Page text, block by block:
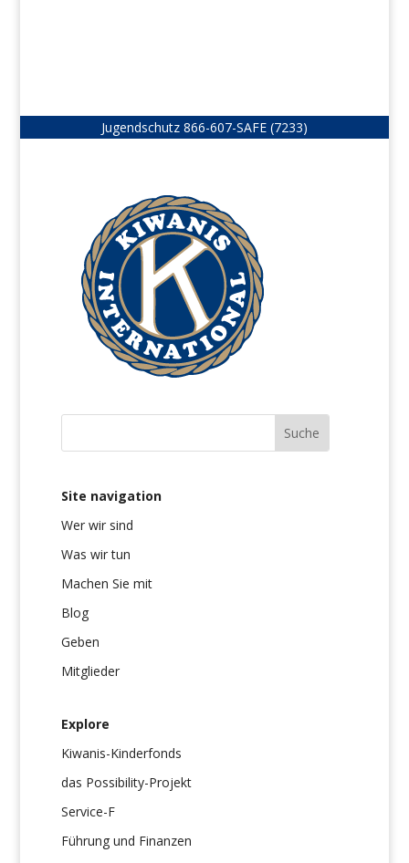
Jugendschutz 866-607-SAFE (7233)
Site navigation
Wer wir sind
Was wir tun
Machen Sie mit
Blog
Geben
Mitglieder
Explore
Kiwanis-Kinderfonds
das Possibility-Projekt
Service-F
Führung und Finanzen